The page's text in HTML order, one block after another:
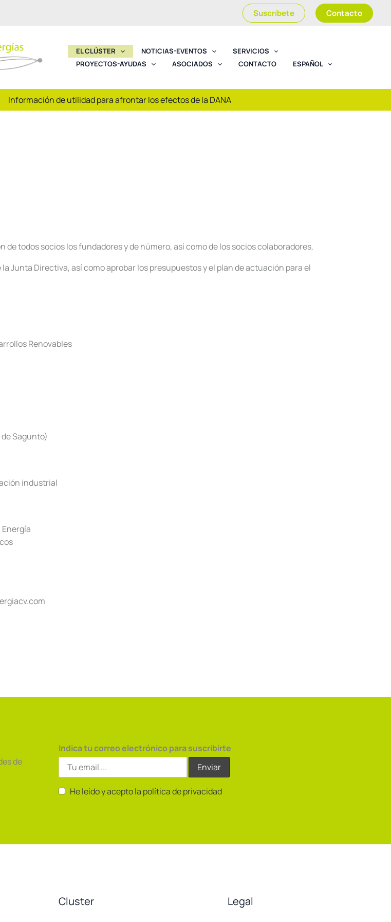
Suscríbete Contacto
EL CLÚSTER NOTICIAS-EVENTOS
SERVICIOS
PROYECTOS-AYUDAS
ASOCIADOS CONTACTO ESPAÑOL
Información de utilidad para afrontar los efectos de la DANA
todos socios los fundadores y de número, así como de los socios colaboradores.
Junta Directiva, así como aprobar los presupuestos y el plan de actuación para el
Renovables
Sagunto)
industrial
de
Indica tu correo electrónico para suscribirte
He leído y acepto la política de privacidad
Cluster Legal